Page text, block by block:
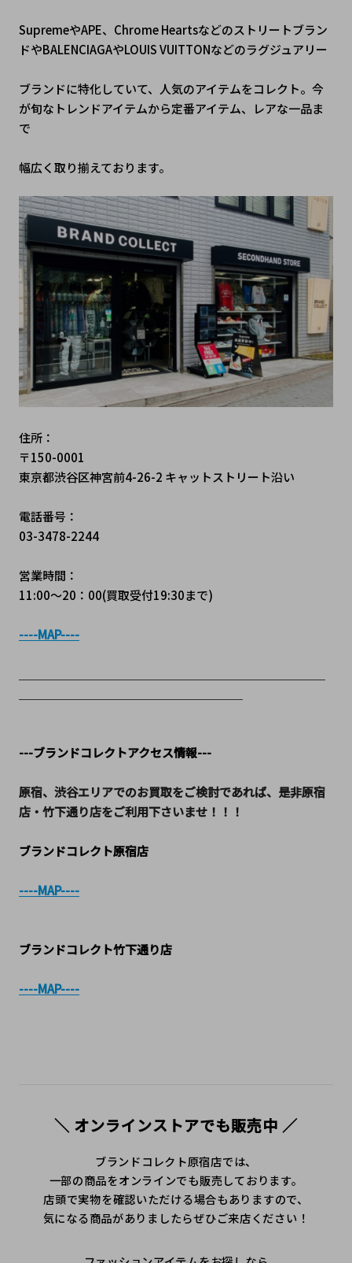
SupremeやAPE、Chrome Heartsなどのストリートブラン
ドやBALENCIAGAやLOUIS VUITTONなどのラグジュアリー
ブランドに特化していて、人気のアイテムをコレクト。今
が旬なトレンドアイテムから定番アイテム、レアな一品ま
で
幅広く取り揃えております。
住所：
〒150-0001
東京都渋谷区神宮前4-26-2 キャットストリート沿い
電話番号：
03-3478-2244
営業時間：
11:00～20：00(買取受付19:30まで)
----MAP----
---ブランドコレクトアクセス情報---
原宿、渋谷エリアでのお買取をご検討であれば、是非原宿
店・竹下通り店をご利用下さいませ！！！
ブランドコレクト原宿店
----MAP----
ブランドコレクト竹下通り店
----MAP----
＼ オンラインストアでも販売中 ／
ブランドコレクト原宿店では、
一部の商品をオンラインでも販売しております。
店頭で実物を確認いただける場合もありますので、
気になる商品がありましたらぜひご来店ください！